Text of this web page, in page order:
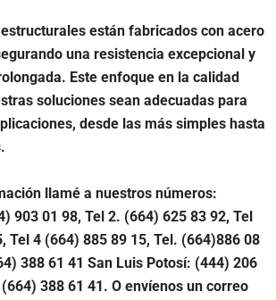
están fabricados con acero
una resistencia excepcional y
Este enfoque en la calidad
soluciones sean adecuadas para
desde las más simples hasta
llamé a nuestros números:
903 01 98, Tel 2. (664) 625 83 92, Tel
Tel 4 (664) 885 89 15, Tel. (664)886 08
388 61 41 San Luis Potosí: (444) 206
388 61 41. O envíenos un correo